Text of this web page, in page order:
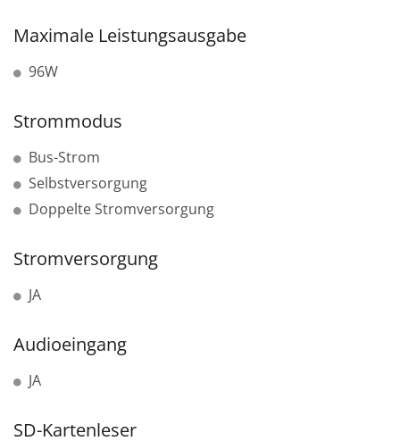
Maximale Leistungsausgabe
96W
Strommodus
Bus-Strom
Selbstversorgung
Doppelte Stromversorgung
Stromversorgung
JA
Audioeingang
JA
SD-Kartenleser